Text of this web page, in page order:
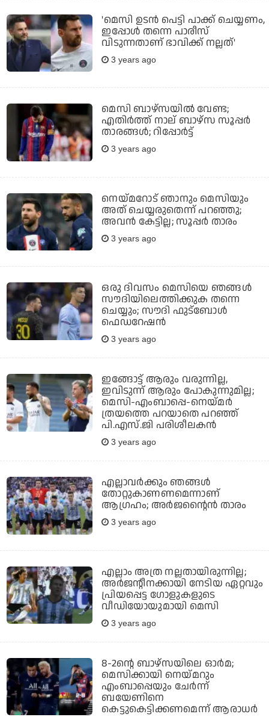
'മെസി ഉടന്‍ പെട്ടി പാക്ക് ചെയ്യണം,
ഇപ്പോള്‍ തന്നെ പാരീസ്
വിടുന്നതാണ് ഭാവിക്ക് നല്ലത്'
3 years ago
മെസി ബാഴ്സയിൽ വേണ്ട;
എതിർത്ത് നാല് ബാഴ്സ സൂപ്പർ
താരങ്ങൾ; റിപ്പോർട്ട്
3 years ago
നെയ്മറോട് ഞാനും മെസിയും
അത് ചെയ്യരുതെന്ന് പറഞ്ഞു;
അവൻ കേട്ടില്ല; സൂപ്പർ താരം
3 years ago
ഒരു ദിവസം മെസിയെ ഞങ്ങൾ
സൗദിയിലെത്തിക്കുക തന്നെ
ചെയ്യും; സൗദി ഫുട്ബോൾ
ഫെഡറേഷൻ
3 years ago
ഇങ്ങോട്ട് ആരും വരുന്നില്ല,
ഇവിടുന്ന് ആരും പോകുന്നുമില്ല;
മെസി-എംബാപ്പെ-നെയ്മർ
ത്രയത്തെ പറയാതെ പറഞ്ഞ്
പി.എസ്.ജി പരിശീലകൻ
3 years ago
എല്ലാവർക്കും ഞങ്ങൾ
തോറ്റുകാണണമെന്നാണ്
ആഗ്രഹം; അര്‍ജന്റൈന്‍ താരം
3 years ago
എല്ലാം അത്ര നല്ലതായിരുന്നില്ല;
അര്‍ജന്റീനക്കായി നേടിയ ഏറ്റവും
പ്രിയപ്പെട്ട ഗോളുകളുടെ
വീഡിയോയുമായി മെസി
3 years ago
8-2ന്റെ ബാഴ്‌സയിലെ ഓര്‍മ;
മെസിക്കായി നെയ്മറും
എംബാപ്പെയും ചേര്‍ന്ന്
ബയേണിനെ
കെട്ടുകെട്ടിക്കണമെന്ന് ആരാധര്‍